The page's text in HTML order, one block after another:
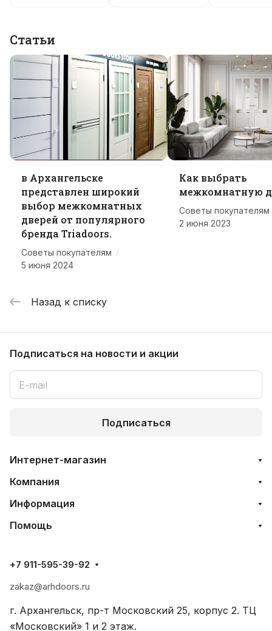
Статьи
в Архангельске
представлен широкий
выбор межкомнатных
дверей от популярного
бренда Triadoors.
Советы покупателям /
5 июня 2024
Как выбрать
межкомнатную
Советы покупателям
2 июня 2023
Назад к списку
Подписаться на новости и акции
Подписаться
Интернет-магазин
Компания
Информация
Помощь
+7 911-595-39-92
zakaz@arhdoors.ru
г. Архангельск, пр-т Московский 25, корпус 2. ТЦ
«Московский» 1 и 2 этаж.